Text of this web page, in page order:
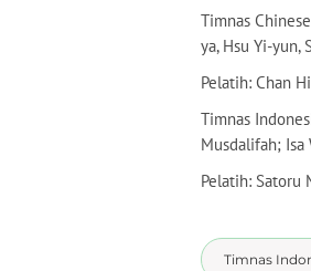
Timnas
ya, Hsu Yi-yun,
Pelatih: Chan
Timnas
Musdalifah; Isa
Pelatih: Satoru
Timnas